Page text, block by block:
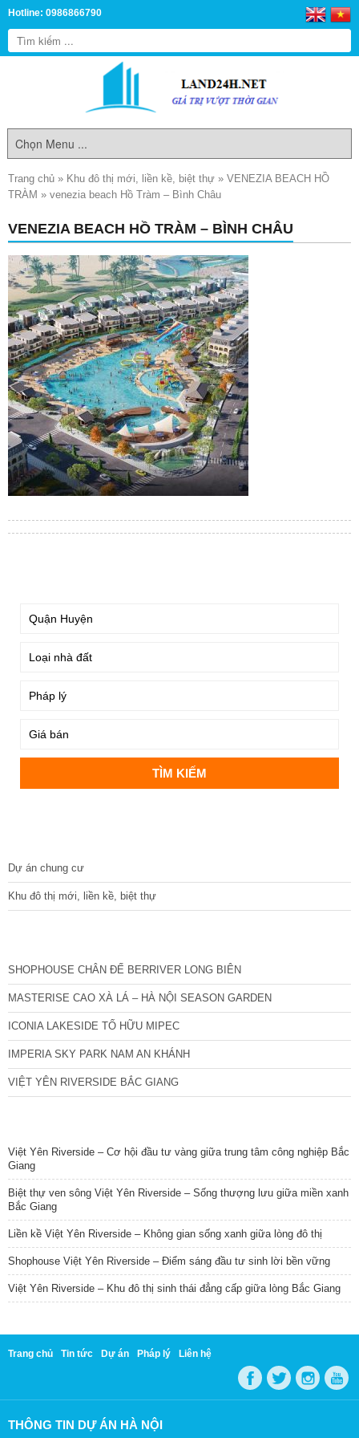
Hotline: 0986866790
Trang chủ » Khu đô thị mới, liền kề, biệt thự » VENEZIA BEACH HỒ
TRÀM » venezia beach Hồ Tràm – Bình Châu
VENEZIA BEACH HỒ TRÀM – BÌNH CHÂU
Dự án chung cư
Khu đô thị mới, liền kề, biệt thự
SHOPHOUSE CHÂN ĐẾ BERRIVER LONG BIÊN
MASTERISE CAO XÀ LÁ – HÀ NỘI SEASON GARDEN
ICONIA LAKESIDE TỐ HỮU MIPEC
IMPERIA SKY PARK NAM AN KHÁNH
VIỆT YÊN RIVERSIDE BẮC GIANG
Việt Yên Riverside – Cơ hội đầu tư vàng giữa trung tâm công nghiệp Bắc
Giang
Biệt thự ven sông Việt Yên Riverside – Sống thượng lưu giữa miền xanh
Bắc Giang
Liền kề Việt Yên Riverside – Không gian sống xanh giữa lòng đô thị
Shophouse Việt Yên Riverside – Điểm sáng đầu tư sinh lời bền vững
Việt Yên Riverside – Khu đô thị sinh thái đẳng cấp giữa lòng Bắc Giang
Trang chủ Tin tức Dự án Pháp lý Liên hệ
THÔNG TIN DỰ ÁN HÀ NỘI